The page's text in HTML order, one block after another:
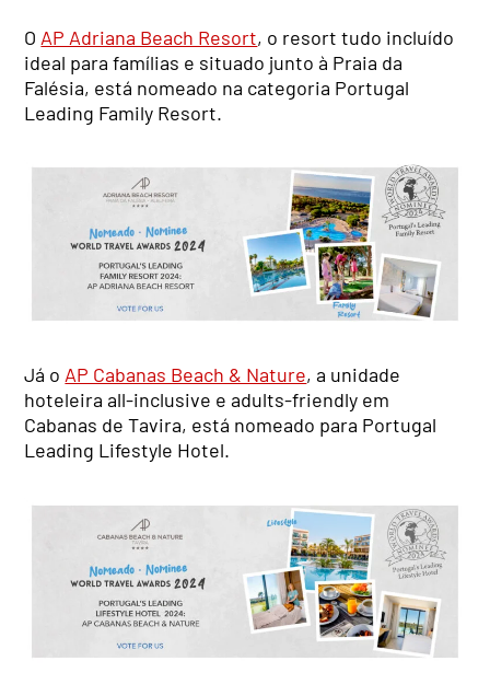
O AP Adriana Beach Resort, o resort tudo incluído
ideal para famílias e situado junto à Praia da
Falésia, está nomeado na categoria Portugal
Leading Family Resort.
Já o AP Cabanas Beach & Nature, a unidade
hoteleira all-inclusive e adults-friendly em
Cabanas de Tavira, está nomeado para Portugal
Leading Lifestyle Hotel.